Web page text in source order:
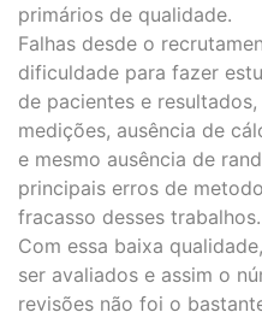
primários de qualidade.
Falhas desde o
dificuldade para fazer
de pacientes e
medições, ausência de
e mesmo ausência de
principais erros de
fracasso desses trabalhos.
Com essa baixa
ser avaliados e assim o
revisões não foi o